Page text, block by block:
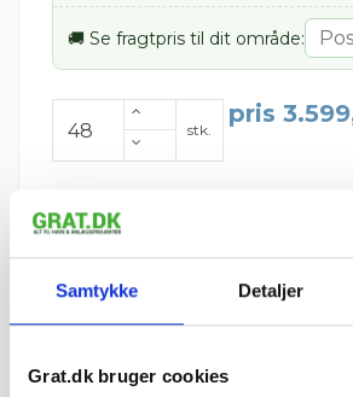
Samtykke Detaljer
Grat.dk bruger cookies
🚚 Se fragtpris til dit område:
stk.
pris
Læg i kurv
IBF 2B Murelementer leveres på paller.
Vægt pr. stk.: 28,5 kg